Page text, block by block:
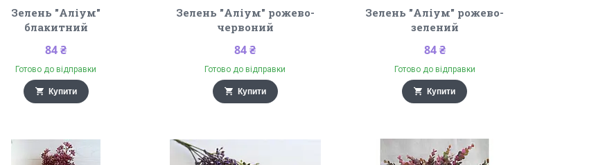
Зелень "Аліум"
блакитний
84 ₴
Готово до відправки
Купити
Зелень "Аліум" рожево-
червоний
84 ₴
Готово до відправки
Купити
Зелень "Аліум" рожево-
зелений
84 ₴
Готово до відправки
Купити